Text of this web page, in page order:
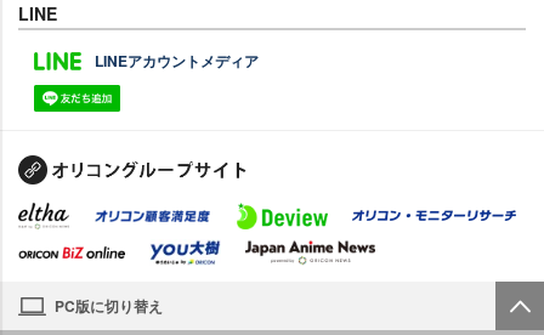
LINE
LINEアカウントメディア
PC版に切り替え